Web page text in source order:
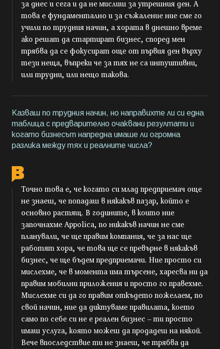
за днес и сега и да не мислиш за утрешния ден. А
това е фундаментално и за съжаление ние сме го
учили по трудния начин, а хората в днешно време
ако решат да стартират бизнес, според мен
трябва да се фокусират още от първия ден върху
тези неща, въпреки че за тях не са интуитивни,
или трудни, или нещо такова.
Казваш по трудния начин, но направихте ли си една
таблица с предварително очаквани резултати и
когато бизнесът напредна имаше ли огромна
разлика между тях и реалните числа?
Точно това е, че когато си млад предприемач още
не знаеш, че попадаш в някакъв пазар, който е
основно растящ. В годините, в които ние
започнахме Appolica, по никакъв начин не сме
планували, че ще правим компания, че за нас ще
работят хора, че това ще се превърне в някакъв
бизнес, че ще бъдем предприемачи. Ние просто си
мислехме, че в момента има търсене, харесва ни да
правим мобилни приложения и просто го правехме.
Мислехме си да го правим откъдето пожелаем, по
свой начин, ние да диктуваме правилата, което
само по себе си не е реален бизнес – ти просто
имаш услуга, която можеш да продадеш на някой.
Вече впоследствие ти не знаеш, че трябва да